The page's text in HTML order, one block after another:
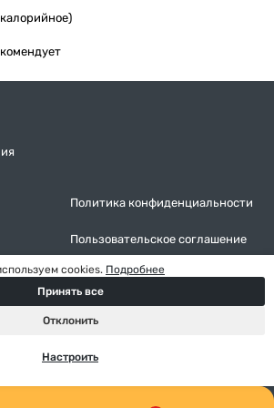
Политика конфиденциальности
Пользовательское соглашение
Оставить отзыв
cookies. Подробнее
Принять все
Отклонить
Настроить